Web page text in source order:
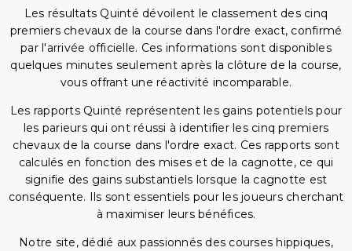
Les résultats Quinté dévoilent le classement des cinq
premiers chevaux de la course dans l'ordre exact, confirmé
par l'arrivée officielle. Ces informations sont disponibles
quelques minutes seulement après la clôture de la course,
vous offrant une réactivité incomparable.
Les rapports Quinté représentent les gains potentiels pour
les parieurs qui ont réussi à identifier les cinq premiers
chevaux de la course dans l'ordre exact. Ces rapports sont
calculés en fonction des mises et de la cagnotte, ce qui
signifie des gains substantiels lorsque la cagnotte est
conséquente. Ils sont essentiels pour les joueurs cherchant
à maximiser leurs bénéfices.
Notre site, dédié aux passionnés des courses hippiques,